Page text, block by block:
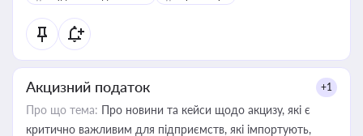
Акцизний податок +1
Про що тема: Про новини та кейси щодо акцизу, які є
критично важливим для підприємств, які імпортують,